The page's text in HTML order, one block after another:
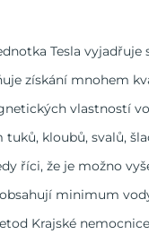
Tesla
získání mnohem
vlastností
tuků, kloubů, svalů,
říci, že je možno
minimum
Krajské